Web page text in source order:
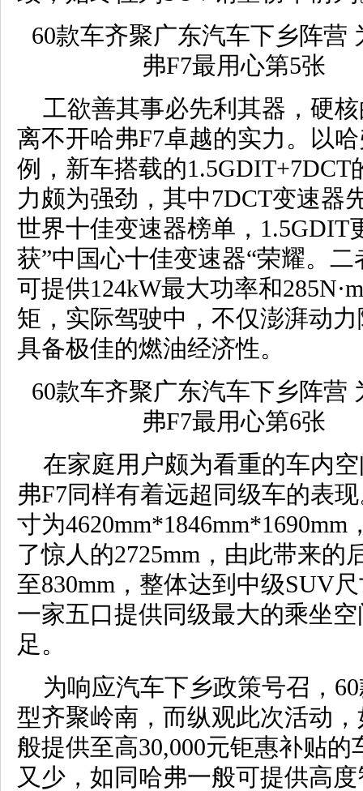
工欲善其事必先利其器，硬
离不开哈弗F7卓越的实力。以
例，新车搭载的1.5GDIT+7DCT
力颇为强劲，其中7DCT变速器
世界十佳变速器榜单，1.5GDIT
获”中国心十佳变速器“荣耀。
可提供124kW最大功率和
矩，实际驾驶中，不仅澎湃动
具备极佳的燃油经济性。
在家庭用户颇为看重的车内
弗F7同样有着远超同级车的表
寸为4620mm*1846mm*1690mm
了惊人的2725mm，由此带来的
至830mm，整体达到中级SUV
一家五口提供同级最大的乘坐
足。
为响应汽车下乡政策号召，
型齐聚岭南，而纵观此次活动
般提供至高30,000元钜惠补贴的
又少，如同哈弗一般可提供高